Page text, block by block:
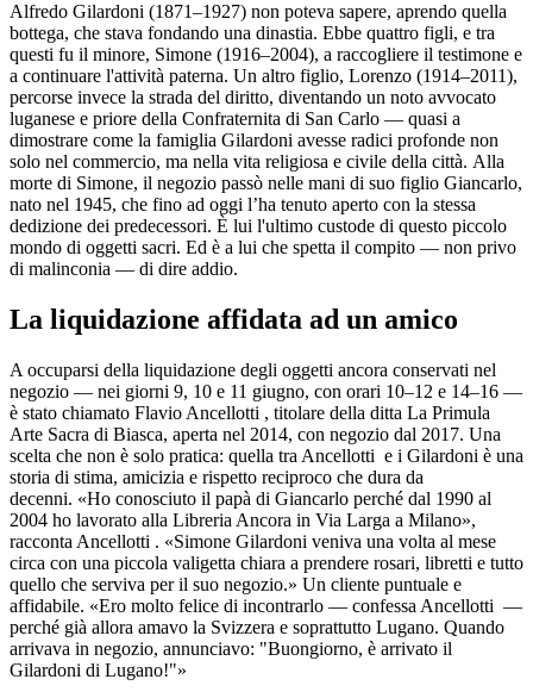
Alfredo Gilardoni (1871–1927) non poteva sapere, aprendo quella
bottega, che stava fondando una dinastia. Ebbe quattro figli, e tra
questi fu il minore, Simone (1916–2004), a raccogliere il testimone e
a continuare l'attività paterna. Un altro figlio, Lorenzo (1914–2011),
percorse invece la strada del diritto, diventando un noto avvocato
luganese e priore della Confraternita di San Carlo — quasi a
dimostrare come la famiglia Gilardoni avesse radici profonde non
solo nel commercio, ma nella vita religiosa e civile della città. Alla
morte di Simone, il negozio passò nelle mani di suo figlio Giancarlo,
nato nel 1945, che fino ad oggi l’ha tenuto aperto con la stessa
dedizione dei predecessori. È lui l'ultimo custode di questo piccolo
mondo di oggetti sacri. Ed è a lui che spetta il compito — non privo
di malinconia — di dire addio.
La liquidazione affidata ad un amico
A occuparsi della liquidazione degli oggetti ancora conservati nel
negozio — nei giorni 9, 10 e 11 giugno, con orari 10–12 e 14–16 —
è stato chiamato Flavio Ancellotti , titolare della ditta La Primula
Arte Sacra di Biasca, aperta nel 2014, con negozio dal 2017. Una
scelta che non è solo pratica: quella tra Ancellotti e i Gilardoni è una
storia di stima, amicizia e rispetto reciproco che dura da
decenni. «Ho conosciuto il papà di Giancarlo perché dal 1990 al
2004 ho lavorato alla Libreria Ancora in Via Larga a Milano»,
racconta Ancellotti . «Simone Gilardoni veniva una volta al mese
circa con una piccola valigetta chiara a prendere rosari, libretti e tutto
quello che serviva per il suo negozio.» Un cliente puntuale e
affidabile. «Ero molto felice di incontrarlo — confessa Ancellotti —
perché già allora amavo la Svizzera e soprattutto Lugano. Quando
arrivava in negozio, annunciavo: "Buongiorno, è arrivato il
Gilardoni di Lugano!"»